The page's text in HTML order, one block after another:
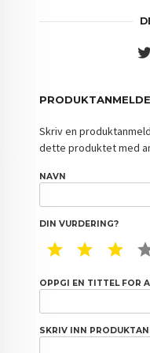
Skriv en
dette produktet med
NAVN
DIN VURDERING?
1 STAR
2 3
OPPGI EN TITTEL FOR
SKRIV INN